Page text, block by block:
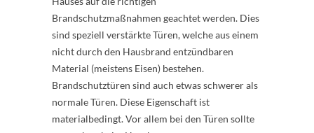
Brandschutzmaßnahmen geachtet werden. Dies
sind speziell verstärkte Türen, welche aus einem
nicht durch den Hausbrand entzündbaren
Material (meistens Eisen) bestehen.
Brandschutztüren sind auch etwas schwerer als
normale Türen. Diese Eigenschaft ist
materialbedingt. Vor allem bei den Türen sollte